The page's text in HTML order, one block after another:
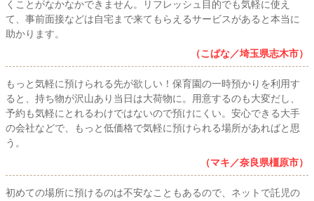
くことがなかなかできません。リフレッシュ目的でも気軽に使え
て、事前面接などは自宅まで来てもらえるサービスがあると本当に
助かります。
（こばな／埼玉県志木市）
もっと気軽に預けられる先が欲しい！保育園の一時預かりを利用す
ると、持ち物が沢山あり当日は大荷物に。用意するのも大変だし、
予約も気軽にとれるわけではないので預けにくい。安心できる大手
の会社などで、もっと低価格で気軽に預けられる場所があればと思
う。
（マキ／奈良県橿原市）
初めての場所に預けるのは不安なこともあるので、ネットで託児の